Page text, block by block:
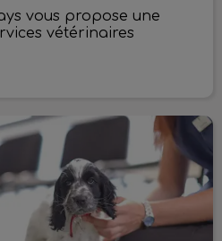
vous propose une
vétérinaires